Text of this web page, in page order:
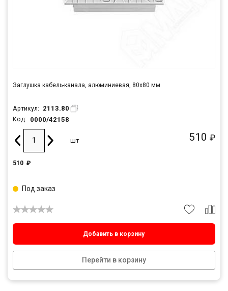
Заглушка кабель-канала, алюминиевая, 80х80 мм
Артикул: 2113.80
Код: 0000/42158
510 ₽
шт
510 ₽
Добавить в корзину
Перейти в корзину
Под заказ